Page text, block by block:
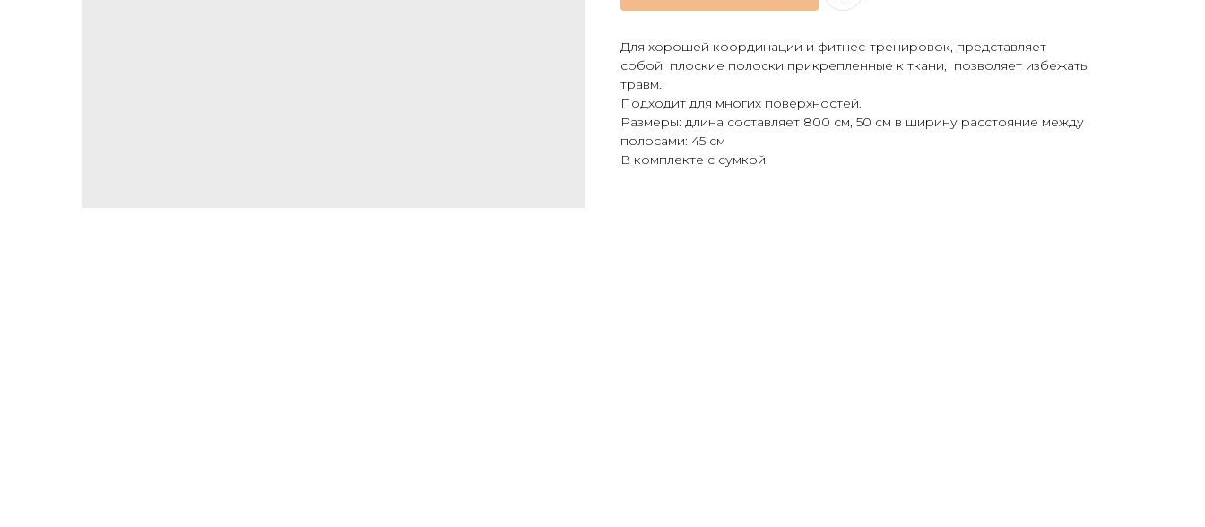
Для хорошей координации и фитнес-тренировок, представляет
собой плоские полоски прикрепленные к ткани, позволяет избежать
травм.
Подходит для многих поверхностей.
Размеры: длина составляет 800 см, 50 см в ширину расстояние между
полосами: 45 см
В комплекте с сумкой.